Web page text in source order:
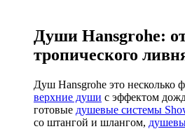
Души Hansgrohe:
тропического
Душ Hansgrohe это несколько
верхние души с эффектом
готовые душевые системы
со штангой и шлангом,